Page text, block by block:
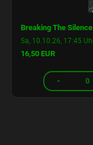
Breaking The
Sa, 10.10.26, 17:45
16,50 EUR